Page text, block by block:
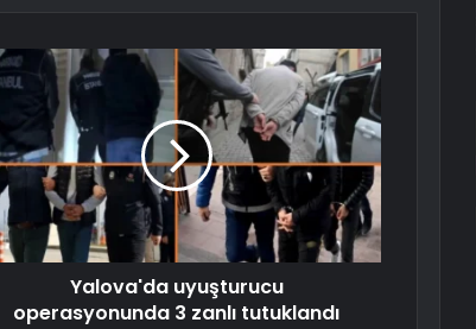
Yalova'da uyuşturucu
operasyonunda 3 zanlı tutuklandı